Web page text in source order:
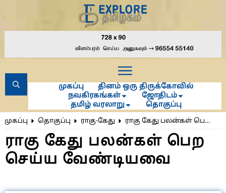
முகப்பு
தினம் ஒரு திருக்கோவில்
நவகிரகங்கள்
ஜோதிடம்
தமிழ் வரலாறு
தொகுப்பு
முகப்பு தொகுப்பு ராகு-கேது ராகு கேது பலன்கள் பெற செய்ய வேண்டியவை
ராகு கேது பலன்கள் பெற
செய்ய வேண்டியவை